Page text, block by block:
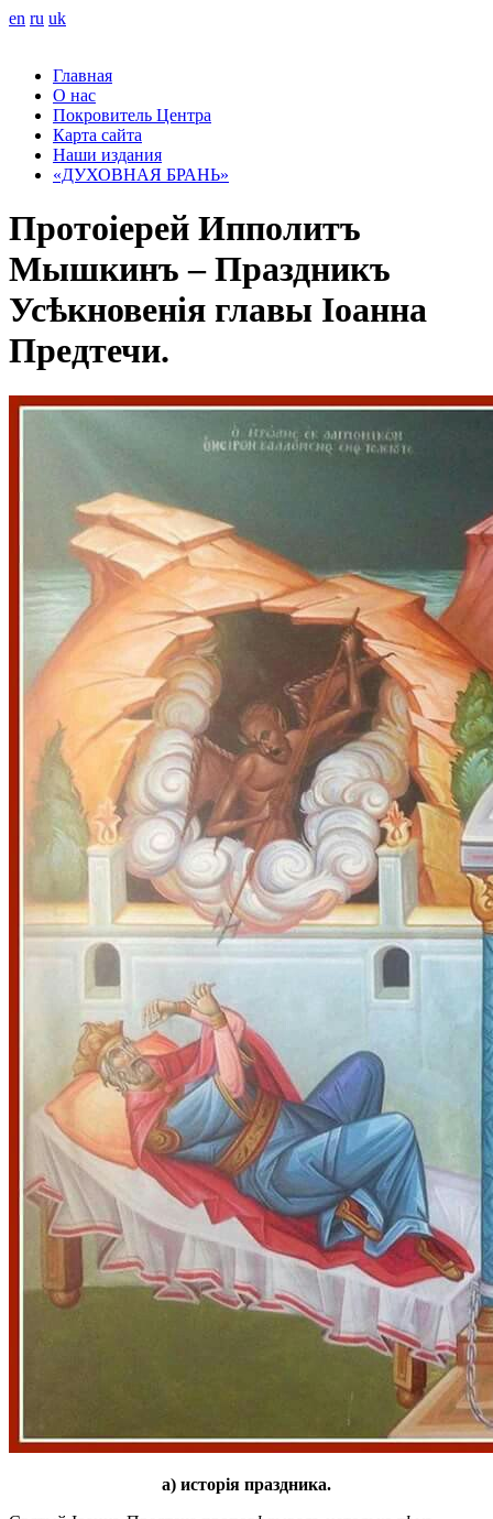
en ru uk
Главная
О нас
Покровитель Центра
Карта сайта
Наши издания
«ДУХОВНАЯ БРАНЬ»
Протоіерей Ипполитъ
Мышкинъ – Праздникъ
Усѣкновенія главы Іоанна
Предтечи.
а) исторія праздника.